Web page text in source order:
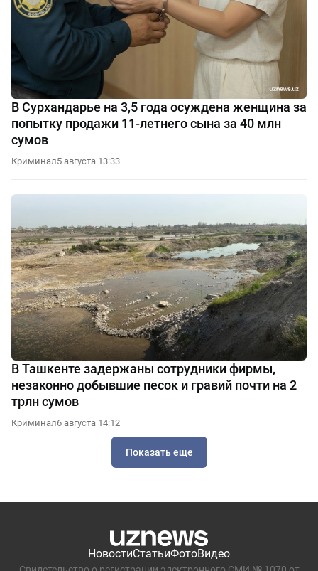
В Сурхандарье на 3,5 года осуждена женщина за
попытку продажи 11-летнего сына за 40 млн
сумов
Криминал5 августа 13:33
В Ташкенте задержаны сотрудники фирмы,
незаконно добывшие песок и гравий почти на 2
трлн сумов
Криминал6 августа 14:12
Показать еще
НовостиСтатьиФотоВидео